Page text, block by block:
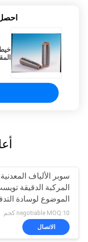
سوبر الألياف المعدنية
المركبة الدقيقة
الموضوع لوسادة
negotiable MOQ:10 كجم
الاتصال